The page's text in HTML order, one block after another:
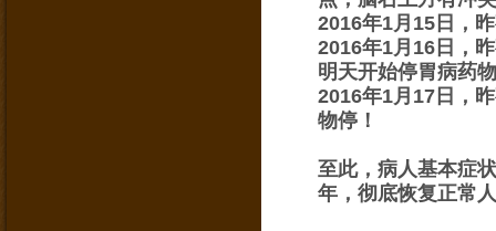
2016年1月15日，
2016年1月16日，
明天开始停胃病药
2016年1月17日，
物停！
至此， 病人基本症
年，彻底恢复正常